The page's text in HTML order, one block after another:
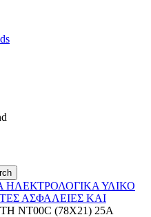
ΗΛΕΚΤΡΟΛΟΓΙΚΆ ΥΛΙΚΌ
ΑΣΦΆΛΕΙΕΣ ΚΑΙ
NT00C (78X21) 25А